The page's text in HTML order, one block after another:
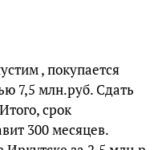
, покупается
7,5 млн.руб. Сдать
срок
300 месяцев.